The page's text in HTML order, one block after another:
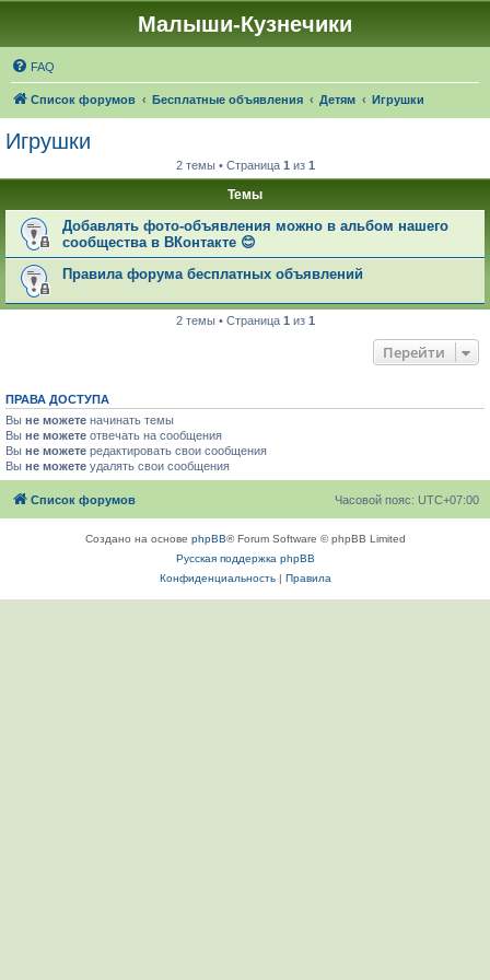
Малыши-Кузнечики
FAQ
Список форумов Бесплатные объявления Детям Игрушки
Игрушки
2 темы • Страница 1 из 1
Темы
Добавлять фото-объявления можно в альбом нашего
сообщества в ВКонтакте 😊
Правила форума бесплатных объявлений
2 темы • Страница 1 из 1
Перейти
ПРАВА ДОСТУПА
Вы не можете начинать темы
Вы не можете отвечать на сообщения
Вы не можете редактировать свои сообщения
Вы не можете удалять свои сообщения
Список форумов Часовой пояс: UTC+07:00
Создано на основе phpBB® Forum Software © phpBB Limited
Русская поддержка phpBB
Конфиденциальность| Правила